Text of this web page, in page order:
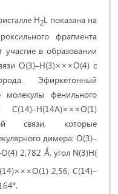
H2L показана на
фрагмента
участие в образовании
О(3)–Н(3)×××О(4) с
Эфиркетонный
молекулы фенильного
связи, которые
димера: О(3)–
2,782 Ǻ, угол N(3)H(
2,56, C(14)–